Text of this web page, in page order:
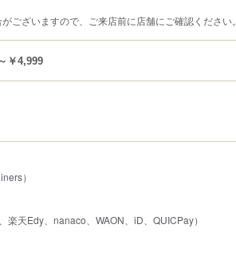
ございますので、ご来店前に店舗にご確認ください。
￥4,999
）
楽天Edy、nanaco、WAON、iD、QUICPay）